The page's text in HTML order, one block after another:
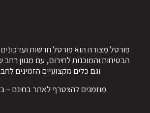
פורטל מצודה הוא פורטל חדשות
הבטיחות והמוכנות לחירום, עם מגוון רחב
וגם כלים מקצועיים הזמינים
מוזמנים להצטרף לאתר בחינם – ב